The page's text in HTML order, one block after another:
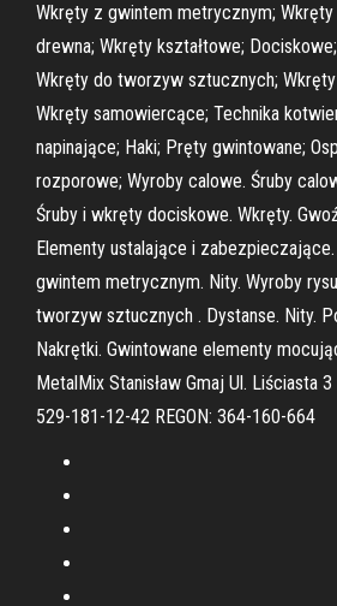
Wkręty z gwintem metrycznym;
drewna; Wkręty kształtowe;
Wkręty do tworzyw sztucznych;
Wkręty samowiercące; Technika
napinające; Haki; Pręty gwintowane;
rozporowe; Wyroby calowe. Śruby
Śruby i wkręty dociskowe. Wkręty.
Elementy ustalające i
gwintem metrycznym. Nity. Wyroby
tworzyw sztucznych . Dystanse. Nity.
Nakrętki. Gwintowane elementy
MetalMix Stanisław Gmaj Ul. Liściasta
529-181-12-42 REGON: 364-160-664